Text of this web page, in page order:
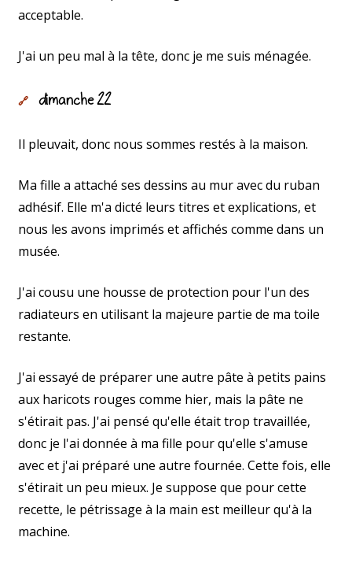
acceptable.
J'ai un peu mal à la tête, donc je me suis ménagée.
🔗 dimanche 22
Il pleuvait, donc nous sommes restés à la maison.
Ma fille a attaché ses dessins au mur avec du ruban
adhésif. Elle m'a dicté leurs titres et explications, et
nous les avons imprimés et affichés comme dans un
musée.
J'ai cousu une housse de protection pour l'un des
radiateurs en utilisant la majeure partie de ma toile
restante.
J'ai essayé de préparer une autre pâte à petits pains
aux haricots rouges comme hier, mais la pâte ne
s'étirait pas. J'ai pensé qu'elle était trop travaillée,
donc je l'ai donnée à ma fille pour qu'elle s'amuse
avec et j'ai préparé une autre fournée. Cette fois, elle
s'étirait un peu mieux. Je suppose que pour cette
recette, le pétrissage à la main est meilleur qu'à la
machine.